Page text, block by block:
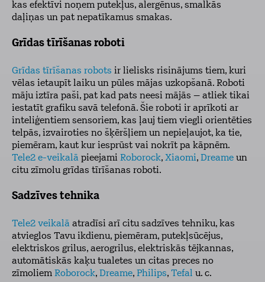
kas efektīvi noņem putekļus, alergēnus, smalkās
daļiņas un pat nepatīkamus smakas.
Grīdas tīrīšanas roboti
Grīdas tīrīšanas robots ir lielisks risinājums tiem, kuri
vēlas ietaupīt laiku un pūles mājas uzkopšanā. Roboti
māju iztīra paši, pat kad pats neesi mājās – atliek tikai
iestatīt grafiku savā telefonā. Šie roboti ir aprīkoti ar
inteliģentiem sensoriem, kas ļauj tiem viegli orientēties
telpās, izvairoties no šķēršļiem un nepieļaujot, ka tie,
piemēram, kaut kur iesprūst vai nokrīt pa kāpnēm.
Tele2 e-veikalā pieejami Roborock, Xiaomi, Dreame un
citu zīmolu grīdas tīrīšanas roboti.
Sadzīves tehnika
Tele2 veikalā atradīsi arī citu sadzīves tehniku, kas
atvieglos Tavu ikdienu, piemēram, putekļsūcējus,
elektriskos grilus, aerogrilus, elektriskās tējkannas,
automātiskās kaķu tualetes un citas preces no
zīmoliem Roborock, Dreame, Philips, Tefal u. c.